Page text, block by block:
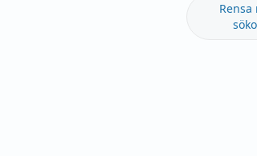
Rensa